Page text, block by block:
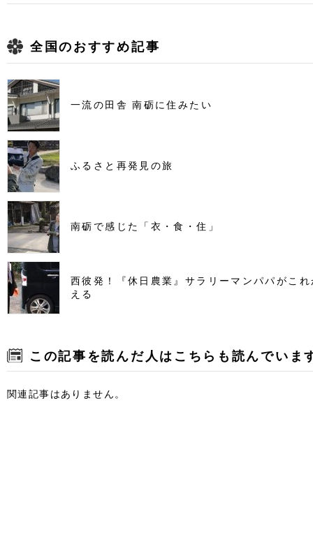
全国のおすすめ記事
一流の田舎 南砺に住みたい
ふるさと再発見の旅
南砺で感じた「衣・食・住」
西彼発！『休日農業』サラリーマンパパがこ
える
この記事を読んだ人はこちらも読んでいま
関連記事はありません。